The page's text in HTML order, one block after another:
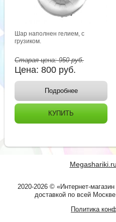
Шар наполнен гелием, с
грузиком.
Старая цена:950руб.
Цена:800 руб.
Подробнее
КУПИТЬ
2020-2026 © «Интернет-
доставкой по всей
Политика